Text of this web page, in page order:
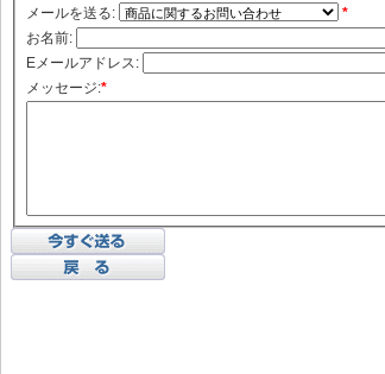
メールを送る:
*
お名前:
Eメールアドレス:
メッセージ:*